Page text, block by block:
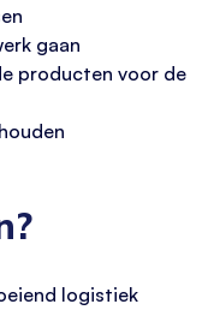
gaan
producten voor de
logistiek